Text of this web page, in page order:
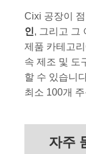
Cixi 공장이
인, 그리고 그
제품 카테고
속 제조 및 도
할 수 있습니
최소 100개
자주